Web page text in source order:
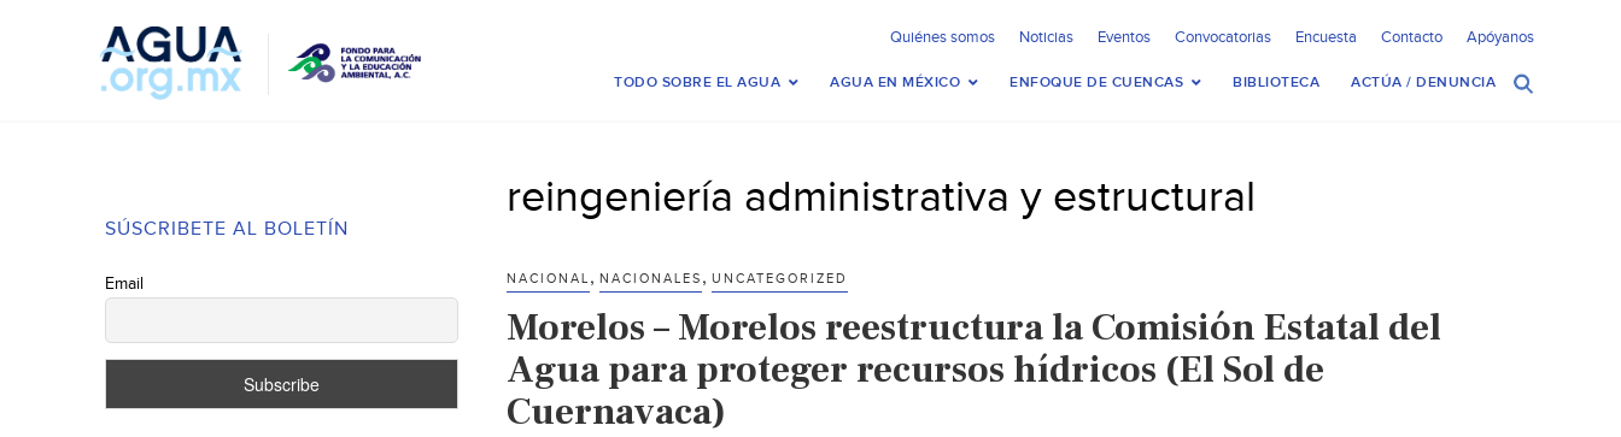
Quiénes somos Noticias Eventos Convocatorias Encuesta Contacto Apóyanos
TODO SOBRE EL AGUA AGUA EN MÉXICO ENFOQUE DE CUENCAS BIBLIOTECA ACTÚA / DENUNCIA
SÚSCRIBETE AL BOLETÍN
Email
reingeniería administrativa y estructural
NACIONAL , NACIONALES , UNCATEGORIZED
Morelos – Morelos reestructura la Comisión Estatal del
Agua para proteger recursos hídricos (El Sol de
Cuernavaca)